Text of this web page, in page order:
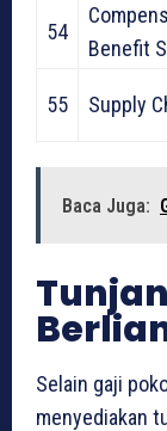
54
Benefit
55 Supply
Baca Juga:
Selain gaji
menyediakan